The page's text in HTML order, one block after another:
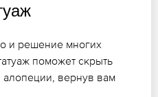
и решение многих
поможет скрыть
вернув вам